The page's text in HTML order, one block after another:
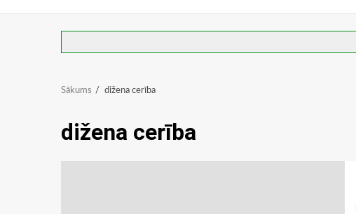
Sākums dižena cerība
dižena cerība